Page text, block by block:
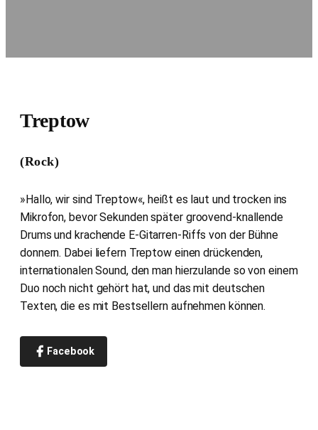
Treptow
(Rock)
»Hallo, wir sind Treptow«, heißt es laut und trocken ins
Mikrofon, bevor Sekunden später groovend-knallende
Drums und krachende E-Gitarren-Riffs von der Bühne
donnern. Dabei liefern Treptow einen drückenden,
internationalen Sound, den man hierzulande so von einem
Duo noch nicht gehört hat, und das mit deutschen
Texten, die es mit Bestsellern aufnehmen können.
Facebook